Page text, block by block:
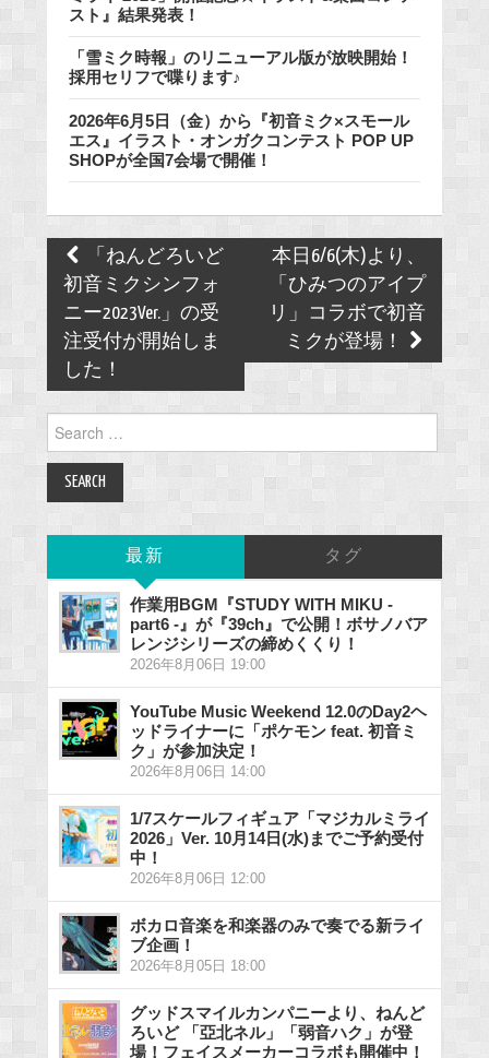
スト』結果発表！
「雪ミク時報」のリニューアル版が放映開始！
採用セリフで喋ります♪
2026年6月5日（金）から『初音ミク×スモール
エス』イラスト・オンガクコンテスト POP UP
SHOPが全国7会場で開催！
Post
navigation
「ねんどろいど
初音ミクシンフォ
ニー2023Ver.」の受
注受付が開始しま
した！
本日6/6(木)より、
「ひみつのアイプ
リ」コラボで初音
ミクが登場！
Search
for:
最新 タグ
作業用BGM『STUDY WITH MIKU -
part6 -』が『39ch』で公開！ボサノバア
レンジシリーズの締めくくり！
2026年8月06日 19:00
YouTube Music Weekend 12.0のDay2ヘ
ッドライナーに「ポケモン feat. 初音ミ
ク」が参加決定！
2026年8月06日 14:00
1/7スケールフィギュア「マジカルミライ
2026」Ver. 10月14日(水)までご予約受付
中！
2026年8月06日 12:00
ボカロ音楽を和楽器のみで奏でる新ライ
ブ企画！
2026年8月05日 18:00
グッドスマイルカンパニーより、ねんど
ろいど 「亞北ネル」「弱音ハク」が登
場！フェイスメーカーコラボも開催中！